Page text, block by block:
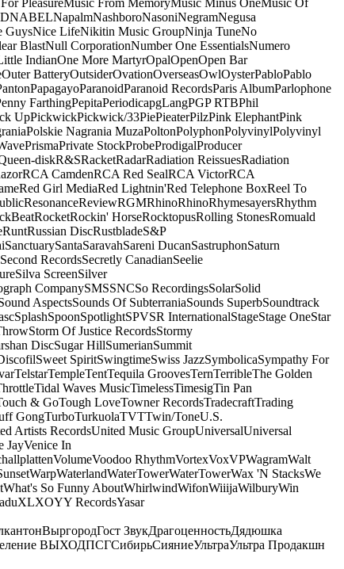
PleasureMusic From MemoryMusic Minus OneMusic Of
NABELNapalmNashboroNasoniNegramNegusa
GuysNice LifeNikitin Music GroupNinja TuneNo
BlastNull CorporationNumber One EssentialsNumero
IndianOne More MartyrOpalOpenOpen Bar
Outer BatteryOutsiderOvationOverseasOwlOysterPabloPablo
PapagayoParanoidParanoid RecordsParis AlbumParlophone
FarthingPepitaPeriodicapgLangPGP RTBPhil
UpPickwickPickwick/33PiePieaterPilzPink ElephantPink
Polskie Nagrania MuzaPoltonPolyphonPolyvinylPolyvinyl
PrismaPrivate StockProbeProdigalProducer
diskR&SRacketRadarRadiation ReissuesRadiation
RCA CamdenRCA Red SealRCA VictorRCA
Red Girl MediaRed Lightnin'Red Telephone BoxReel To
ResonanceReviewRGMRhinoRhinoRhymesayersRhythm
RocketRockin' HorseRocktopusRolling StonesRomuald
RuntRussian DiscRustbladeS&P
SanctuarySantaSaravahSareni DucanSastruphonSaturn
Second RecordsSecretly CanadianSeelie
Silva ScreenSilver
CompanySMSSNCSo RecordingsSolarSolid
AspectsSounds Of SubterraniaSounds SuperbSoundtrack
SplashSpoonSpotlightSPVSR InternationalStageStage OneStar
Storm Of Justice RecordsStormy
DiscSugar HillSumerianSummit
Sweet SpiritSwingtimeSwiss JazzSymbolicaSympathy For
TelstarTempleTentTequila GroovesTernTerribleThe Golden
Tidal Waves MusicTimelessTimesigTin Pan
& GoTough LoveTowner RecordsTradecraftTrading
GongTurboTurkuolaTVTTwin/ToneU.S.
Artists RecordsUnited Music GroupUniversalUniversal
JayVenice In
VolumeVoodoo RhythmVortexVoxVPWagramWalt
WarpWaterlandWaterTowerWaterTowerWax 'N StacksWe
What's So Funny AboutWhirlwindWifonWiiijaWilburyWin
XLXOYY RecordsYasar
ВыргородГост ЗвукДрагоценностьДядюшка
ВЫХОДПСГСибирьСияниеУльтраУльтра Продакшн